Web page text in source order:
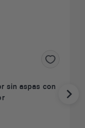
sin aspas con